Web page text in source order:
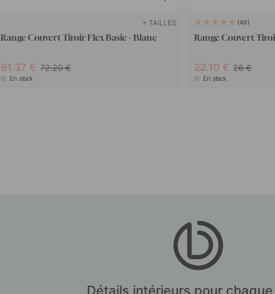
+ TAILLES
Range Couvert Tiroir Flex Basic - Blanc
61.37 72.20
En stock
49
Range Couvert
22.10 26
En stock
Détails intérieurs pour